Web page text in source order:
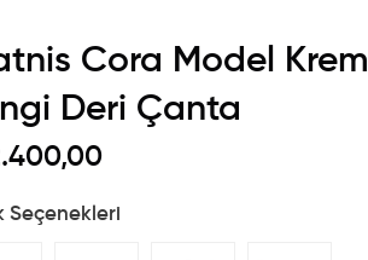
Cora Model Krem
Deri Çanta
Seçenekleri